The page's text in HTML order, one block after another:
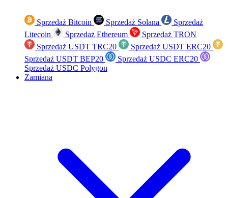
Sprzedaż Bitcoin Sprzedaż Solana
Sprzedaż
Litecoin
Sprzedaż Ethereum
Sprzedaż TRON
Sprzedaż USDT TRC20
Sprzedaż USDT ERC20
Sprzedaż USDT BEP20
Sprzedaż USDC ERC20
Sprzedaż USDC Polygon
Zamiana